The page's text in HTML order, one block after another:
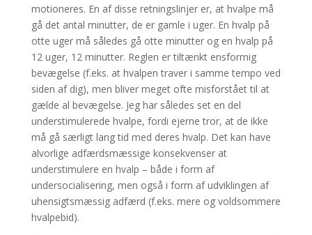
motioneres. En af disse retningslinjer er, at hvalpe må
gå det antal minutter, de er gamle i uger. En hvalp på
otte uger må således gå otte minutter og en hvalp på
12 uger, 12 minutter. Reglen er tiltænkt ensformig
bevægelse (f.eks. at hvalpen traver i samme tempo ved
siden af dig), men bliver meget ofte misforstået til at
gælde al bevægelse. Jeg har således set en del
understimulerede hvalpe, fordi ejerne tror, at de ikke
må gå særligt lang tid med deres hvalp. Det kan have
alvorlige adfærdsmæssige konsekvenser at
understimulere en hvalp – både i form af
undersocialisering, men også i form af udviklingen af
uhensigtsmæssig adfærd (f.eks. mere og voldsommere
hvalpebid).